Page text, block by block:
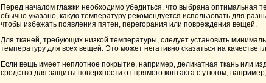
Перед началом глажки необходимо убедиться, что выбрана оптимальная
обычно указано, какую температуру рекомендуется использовать для
чтобы избежать появления пятен, перегорания или повреждения вещей.
Для тканей, требующих низкой температуры, следует установить
температуру для всех вещей. Это может негативно сказаться на качестве
Если вещь имеет неплотное покрытие, например, деликатная ткань или
средство для защиты поверхности от прямого контакта с утюгом,